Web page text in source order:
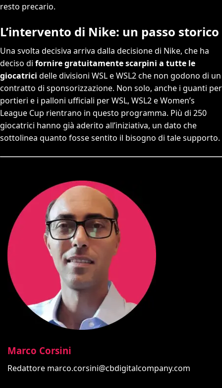
resto precario.
L’intervento di Nike: un passo storico
Una svolta decisiva arriva dalla decisione di Nike, che ha
deciso di fornire gratuitamentescarpini a tutte le
giocatrici delle divisioni WSL e WSL2 che non godono di un
contratto di sponsorizzazione. Non solo, anche i guanti per
portieri e i palloni ufficiali per WSL, WSL2 e Women’s
League Cup rientrano in questo programma. Più di 250
giocatrici hanno già aderito all’iniziativa, un dato che
sottolinea quanto fosse sentito il bisogno di tale supporto.
Marco Corsini
Redattore marco.corsini@cbdigitalcompany.com